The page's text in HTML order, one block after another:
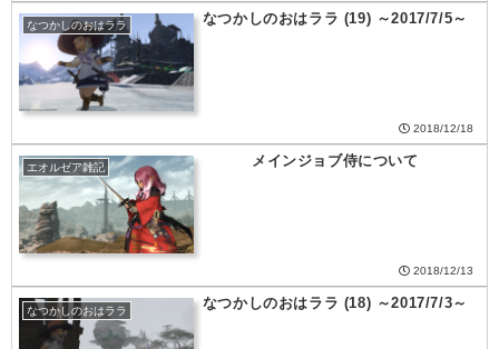
なつかしのおはララ なつかしのおはララ (19) ～2017/7/5～
2018/12/18
エオルゼア雑記 メインジョブ侍について
2018/12/13
なつかしのおはララ なつかしのおはララ (18) ～2017/7/3～